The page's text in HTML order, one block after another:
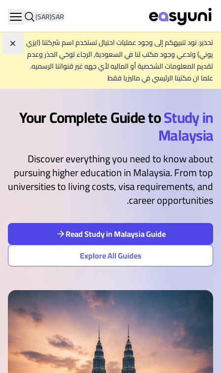
SAR
(SAR)
تحذير: نود تنبيهكم إلى وجود عمليات احتيال تستخدم اسم شركتنا (ايزي
يوني) وتدعي وجود مكتب لنا في السعودية, الرجاء توخي الحذر وعدم
تقديم المعلومات الشخصية أو الماليه لأي جهه غير قنواتنا الرسميه.
علما ان مكتبنا الرئيسي في ماليزيا فقط
Your Complete Guide toStudy in
Malaysia
Discover everything you need to know about
pursuing higher education in Malaysia. From top
universities to living costs, visa requirements, and
career opportunities.
Read Study in Malaysia Guide
Explore All Guides